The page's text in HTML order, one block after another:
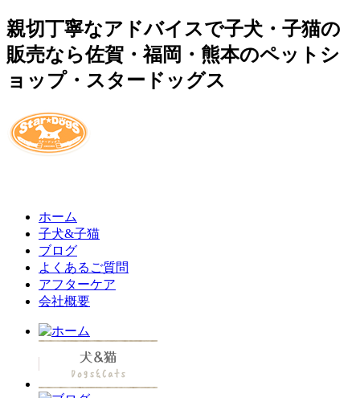
親切丁寧なアドバイスで子犬・子猫の
販売なら佐賀・福岡・熊本のペットシ
ョップ・スタードッグス
ホーム
子犬&子猫
ブログ
よくあるご質問
アフターケア
会社概要